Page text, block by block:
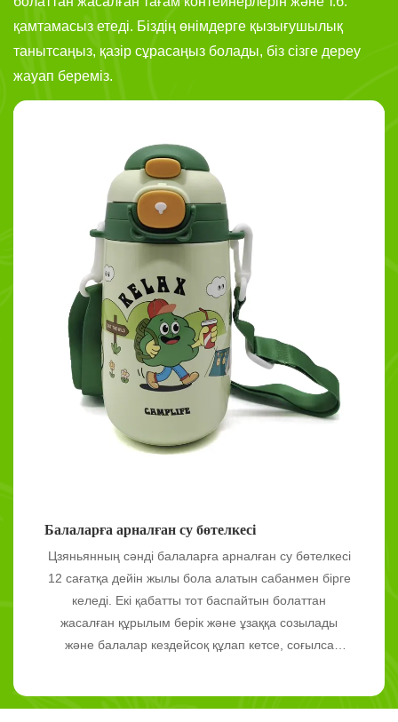
қамтамасыз етеді. Біздің өнімдерге қызығушылық
танытсаңыз, қазір сұрасаңыз болады, біз сізге дереу
жауап береміз.
Балаларға арналған су бөтелкесі
Цзяньянның сәнді балаларға арналған су бөтелкесі
12 сағатқа дейін жылы бола алатын сабанмен бірге
келеді. Екі қабатты тот баспайтын болаттан
жасалған құрылым берік және ұзаққа созылады
және балалар кездейсоқ құлап кетсе, соғылса
балаларға күні бойы алып жүруге ыңғайлы етеді.